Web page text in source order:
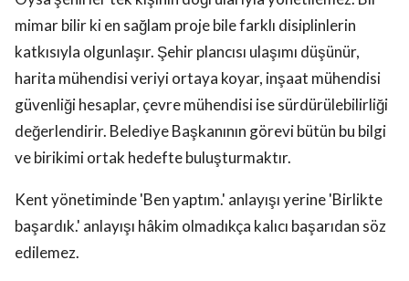
mimar bilir ki en sağlam proje bile farklı disiplinlerin
katkısıyla olgunlaşır. Şehir plancısı ulaşımı düşünür,
harita mühendisi veriyi ortaya koyar, inşaat mühendisi
güvenliği hesaplar, çevre mühendisi ise sürdürülebilirliği
değerlendirir. Belediye Başkanının görevi bütün bu bilgi
ve birikimi ortak hedefte buluşturmaktır.
Kent yönetiminde 'Ben yaptım.' anlayışı yerine 'Birlikte
başardık.' anlayışı hâkim olmadıkça kalıcı başarıdan söz
edilemez.